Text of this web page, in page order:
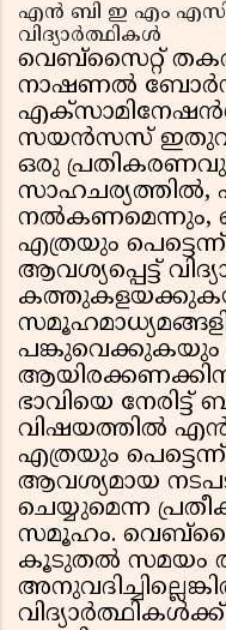
എൻ ബി ഇ എം
വിദ്യാർത്ഥികൾ
വെബ്സൈറ്റ്
നാഷണൽ
സയൻസസ്
ഒരു പ്രതികരണവും
സാഹചര്യത്തിൽ,
നൽകണമെന്നും,
എത്രയും
ആവശ്യപ്പെട്ട്
പങ്കുവെക്കുകയും
ആയിരക്കണക്കിന്
ഭാവിയെ
വിഷയത്തിൽ
എത്രയും
ആവശ്യമായ
ചെയ്യുമെന്ന
സമൂഹം.
കൂടുതൽ സമയം